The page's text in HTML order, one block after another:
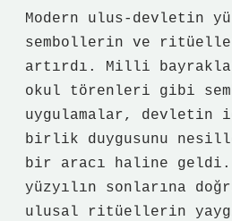
Modern ulus‑devletin
sembollerin ve
artırdı. Milli
okul törenleri gibi
uygulamalar, devletin
birlik duygusunu
bir aracı haline geldi.
yüzyılın sonlarına
ulusal ritüellerin